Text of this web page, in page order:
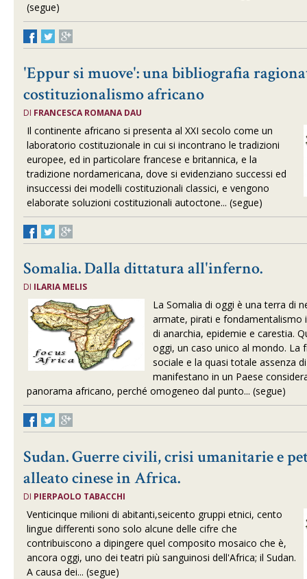
(segue)
'Eppur si muove': una bibliografia
costituzionalismo africano
DI FRANCESCA ROMANA DAU
Il continente africano si presenta al XXI secolo come un
laboratorio costituzionale in cui si incontrano le tradizioni
europee, ed in particolare francese e britannica, e la
tradizione nordamericana, dove si evidenziano successi ed
insuccessi dei modelli costituzionali classici, e vengono
elaborate soluzioni costituzionali autoctone... (segue)
Somalia. Dalla dittatura all'inferno.
DI ILARIA MELIS
La Somalia di oggi è una terra di
armate, pirati e fondamentalismo
di anarchia, epidemie e carestia.
oggi, un caso unico al mondo. La
sociale e la quasi totale assenza
manifestano in un Paese
panorama africano, perché omogeneo dal punto... (segue)
Sudan. Guerre civili, crisi umanitarie e
alleato cinese in Africa.
DI PIERPAOLO TABACCHI
Venticinque milioni di abitanti,seicento gruppi etnici, cento
lingue differenti sono solo alcune delle cifre che
contribuiscono a dipingere quel composito mosaico che è,
ancora oggi, uno dei teatri più sanguinosi dell'Africa; il Sudan.
A causa dei... (segue)